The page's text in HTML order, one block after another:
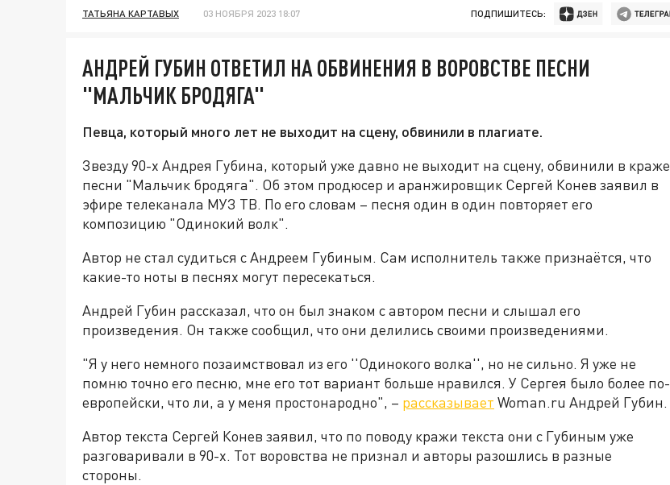
ТАТЬЯНА КАРТАВЫХ 03 НОЯБРЯ 2023 18:07 ПОДПИШИТЕСЬ:
АНДРЕЙ ГУБИН ОТВЕТИЛ НА ОБВИНЕНИЯ В ВОРОВСТВЕ ПЕСНИ
"МАЛЬЧИК БРОДЯГА"
Певца, который много лет не выходит на сцену, обвинили в плагиате.
Звезду 90-х Андрея Губина, который уже давно не выходит на сцену, обвинили в краже
песни "Мальчик бродяга". Об этом продюсер и аранжировщик Сергей Конев заявил в
эфире телеканала МУЗ ТВ. По его словам – песня один в один повторяет его
композицию "Одинокий волк".
Автор не стал судиться с Андреем Губиным. Сам исполнитель также признаётся, что
какие-то ноты в песнях могут пересекаться.
Андрей Губин рассказал, что он был знаком с автором песни и слышал его
произведения. Он также сообщил, что они делились своими произведениями.
"Я у него немного позаимствовал из его ''Одинокого волка'', но не сильно. Я уже не
помню точно его песню, мне его тот вариант больше нравился. У Сергея было более по-
европейски, что ли, а у меня простонародно", – рассказывает Woman.ru Андрей Губин.
Автор текста Сергей Конев заявил, что по поводу кражи текста они с Губиным уже
разговаривали в 90-х. Тот воровства не признал и авторы разошлись в разные
стороны.